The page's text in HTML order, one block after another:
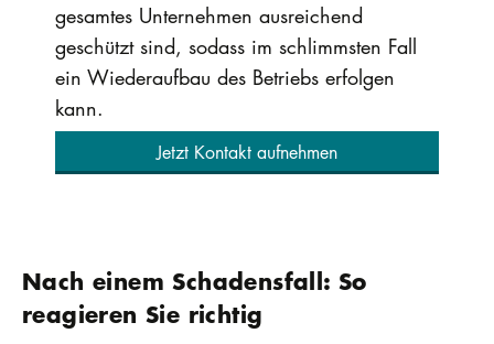
gesamtes Unternehmen ausreichend
geschützt sind, sodass im schlimmsten Fall
ein Wiederaufbau des Betriebs erfolgen
kann.
Jetzt Kontakt aufnehmen
Nach einem Schadensfall: So
reagieren Sie richtig